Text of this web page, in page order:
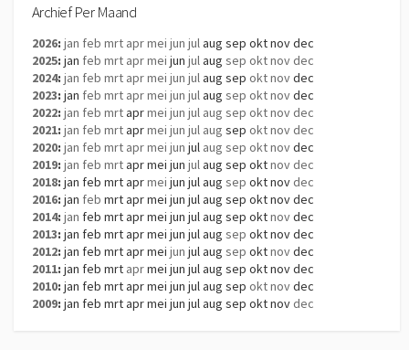
Archief Per Maand
2026: jan feb mrt aprmei jun julaug sep oktnovdec
2025: jan feb mrt aprmei jun julaug sep oktnov dec
2024: jan feb mrt aprmei jun julaug sep oktnovdec
2023: jan feb mrt aprmei jun julaug sep oktnovdec
2022: jan feb mrtaprmei jun jul aug sep oktnov dec
2021: jan feb mrtaprmei jun jul aug sep oktnov dec
2020: jan feb mrt aprmei jun jul aug sep oktnovdec
2019: jan feb mrtaprmei jun julaug sep oktnov dec
2018: jan feb mrtaprmei jun julaug sep oktnov dec
2016: jan feb mrtaprmei jun julaug sep oktnovdec
2014: jan feb mrtaprmei jun julaug sep oktnovdec
2013: jan feb mrtaprmei jun julaug sep oktnovdec
2012: jan feb mrtaprmei jun julaug sep oktnovdec
2011: jan feb mrt aprmei jun julaug sep oktnovdec
2010: jan feb mrtaprmei jun julaug sep oktnovdec
2009: jan feb mrtaprmei jun julaug sep oktnov dec